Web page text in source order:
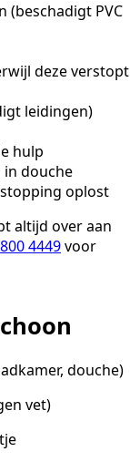
(beschadigt PVC
deze verstopt
leidingen)
hulp
in douche
oplost
altijd over aan
4449voor
douche)
vet)